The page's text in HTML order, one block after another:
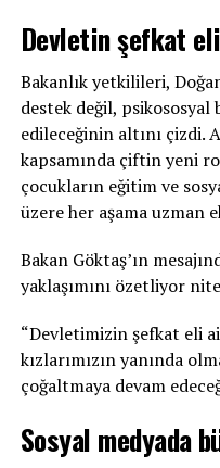
Devletin şefkat eli
Bakanlık yetkilileri,
destek değil, psikososyal
edileceğinin altını çizdi.
kapsamında çiftin yeni
çocukların eğitim ve
üzere her aşama uzman
Bakan Göktaş’ın
yaklaşımını özetliyor
“Devletimizin şefkat eli
kızlarımızın yanında
çoğaltmaya devam
Sosyal medyada